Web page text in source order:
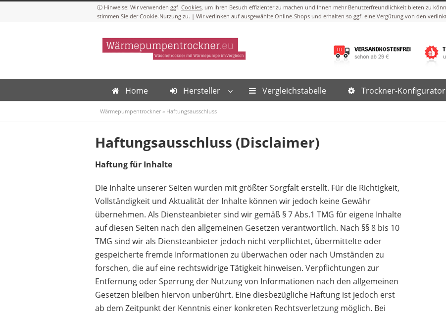
Cookies
Home Hersteller Vergleichstabelle Trockner-Konfigurator
Wärmepumpentrockner » Haftungsausschluss
Haftungsausschluss (Disclaimer)
Haftung für Inhalte
Die Inhalte unserer Seiten wurden mit größter Sorgfalt erstellt. Für die Richtigkeit,
Vollständigkeit und Aktualität der Inhalte können wir jedoch keine Gewähr
übernehmen. Als Diensteanbieter sind wir gemäß § 7 Abs.1 TMG für eigene Inhalte
auf diesen Seiten nach den allgemeinen Gesetzen verantwortlich. Nach §§ 8 bis 10
TMG sind wir als Diensteanbieter jedoch nicht verpflichtet, übermittelte oder
gespeicherte fremde Informationen zu überwachen oder nach Umständen zu
forschen, die auf eine rechtswidrige Tätigkeit hinweisen. Verpflichtungen zur
Entfernung oder Sperrung der Nutzung von Informationen nach den allgemeinen
Gesetzen bleiben hiervon unberührt. Eine diesbezügliche Haftung ist jedoch erst
ab dem Zeitpunkt der Kenntnis einer konkreten Rechtsverletzung möglich. Bei